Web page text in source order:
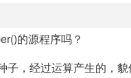
的源程序吗？
，经过运算产生的，